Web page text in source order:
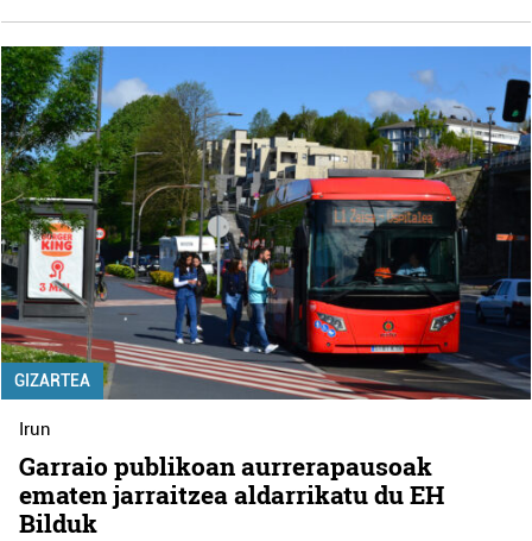
GIZARTEA
Irun
Garraio publikoan aurrerapausoak
ematen jarraitzea aldarrikatu du EH
Bilduk